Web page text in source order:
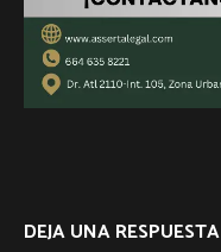
DEJA UNA RESPUESTA